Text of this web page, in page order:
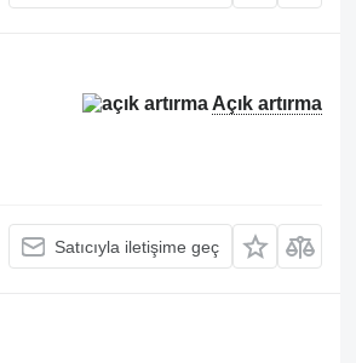
Açık artırma
Satıcıyla iletişime geç